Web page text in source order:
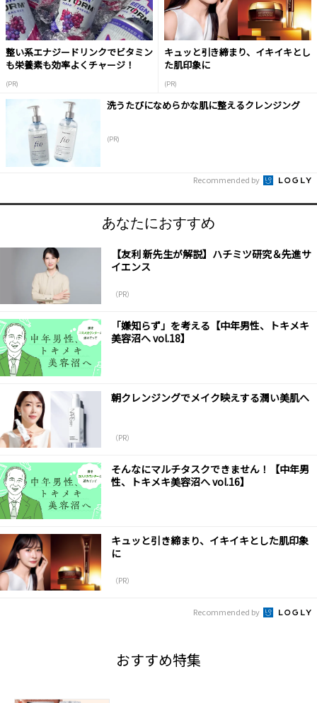
整い系エナジードリンクでビタミン
も栄養素も効率よくチャージ！
(PR)
キュッと引き締まり、イキイキとし
た肌印象に
(PR)
洗うたびになめらかな肌に整えるクレンジング
(PR)
Recommended by
あなたにおすすめ
【友利 新先生が解説】ハチミツ研究＆先進サ
イエンス
（PR）
「嫌知らず」を考える【中年男性、トキメキ
美容沼へ vol.18】
朝クレンジングでメイク映えする潤い美肌へ
（PR）
そんなにマルチタスクできません！【中年男
性、トキメキ美容沼へ vol.16】
キュッと引き締まり、イキイキとした肌印象
に
（PR）
Recommended by
おすすめ特集